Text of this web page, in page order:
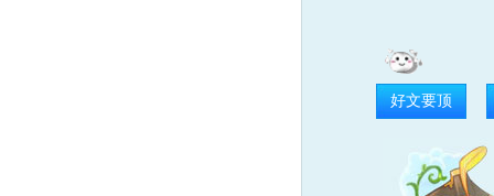
好文要顶